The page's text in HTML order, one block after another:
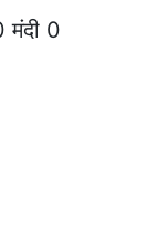
मंदी 0